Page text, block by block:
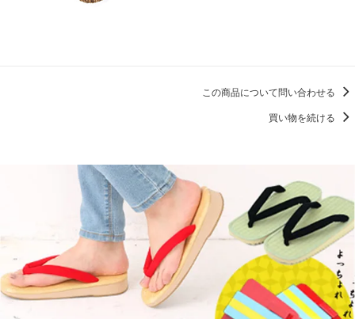
この商品について問い合わせる
買い物を続ける